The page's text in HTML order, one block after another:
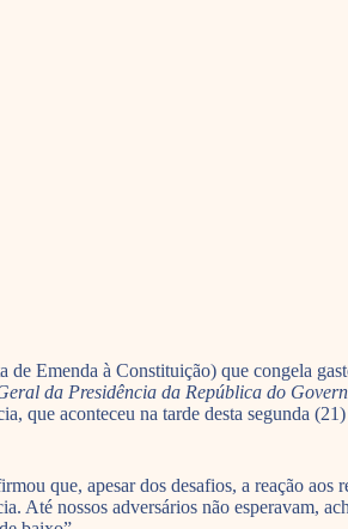
de Emenda à Constituição) que congela
da Presidência da República do
que aconteceu na tarde desta segunda
que, apesar dos desafios, a reação aos
Até nossos adversários não esperavam,